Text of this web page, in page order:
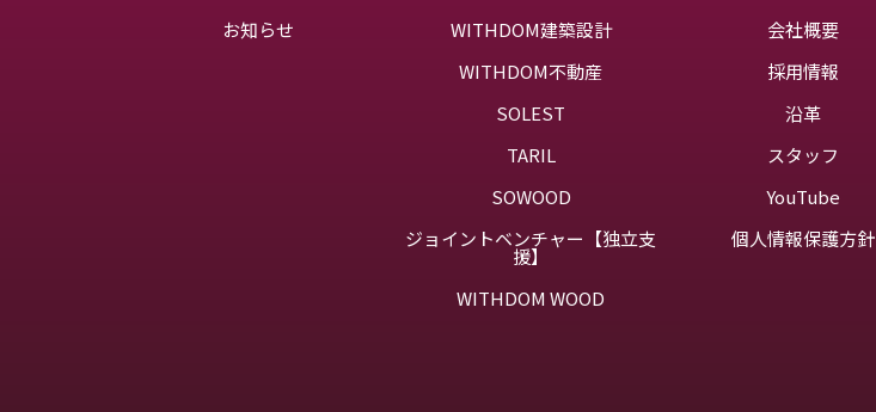
お知らせ
WITHDOM建築設計
WITHDOM不動産
SOLEST
TARIL
SOWOOD
ジョイントベンチャー【独立支
援】
WITHDOM WOOD
会社概要
採用情報
沿革
スタッフ
YouTube
個人情報保護方針